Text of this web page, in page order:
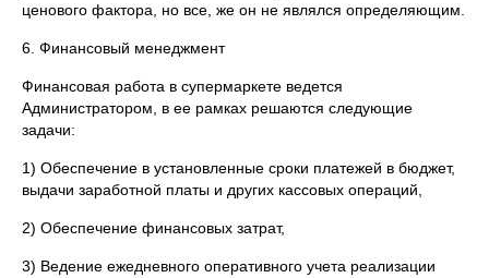
ценового фактора, но все, же он не являлся определяющим.
6. Финансовый менеджмент
Финансовая работа в супермаркете ведется
Администратором, в ее рамках решаются следующие
задачи:
1) Обеспечение в установленные сроки платежей в бюджет,
выдачи заработной платы и других кассовых операций,
2) Обеспечение финансовых затрат,
3) Ведение ежедневного оперативного учета реализации